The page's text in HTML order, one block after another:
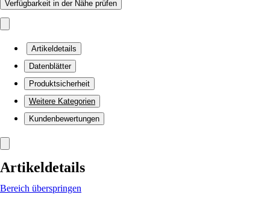
Verfügbarkeit in der Nähe prüfen
Artikeldetails
Datenblätter
Produktsicherheit
Weitere Kategorien
Kundenbewertungen
Artikeldetails
Bereich überspringen